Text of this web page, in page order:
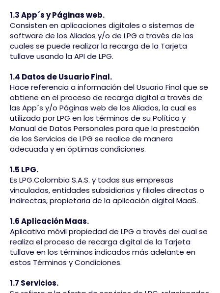
1.3 App´s y Páginas web.
Consisten en aplicaciones digitales o sistemas de
software de los Aliados y/o de LPG a través de las
cuales se puede realizar la recarga de la Tarjeta
tullave usando la API de LPG.
1.4 Datos de Usuario Final.
Hace referencia a información del Usuario Final que se
obtiene en el proceso de recarga digital a través de
las App´s y/o Páginas web de los Aliados, la cual es
utilizada por LPG en los términos de su Política y
Manual de Datos Personales para que la prestación
de los Servicios de LPG se realice de manera
adecuada y en óptimas condiciones.
1.5 LPG.
Es LPG.Colombia S.A.S. y todas sus empresas
vinculadas, entidades subsidiarias y filiales directas o
indirectas, propietaria de la aplicación digital MaaS.
1.6 Aplicación Maas.
Aplicativo móvil propiedad de LPG a través del cual se
realiza el proceso de recarga digital de la Tarjeta
tullave en los términos indicados más adelante en
estos Términos y Condiciones.
1.7 Servicios.